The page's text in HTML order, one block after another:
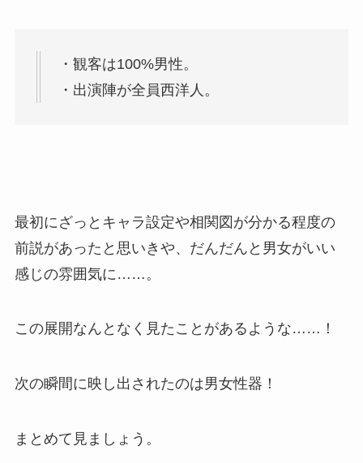
・観客は100%男性。
・出演陣が全員西洋人。
最初にざっとキャラ設定や相関図が分かる程度の
前説があったと思いきや、だんだんと男女がいい
感じの雰囲気に……。
この展開なんとなく見たことがあるような……！
次の瞬間に映し出されたのは男女性器！
まとめて見ましょう。